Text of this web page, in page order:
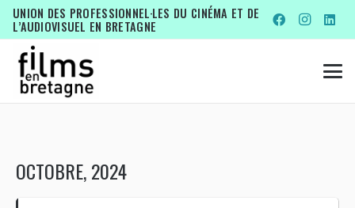
UNION DES PROFESSIONNEL·LES DU CINÉMA ET DE
L’AUDIOVISUEL EN BRETAGNE
OCTOBRE, 2024